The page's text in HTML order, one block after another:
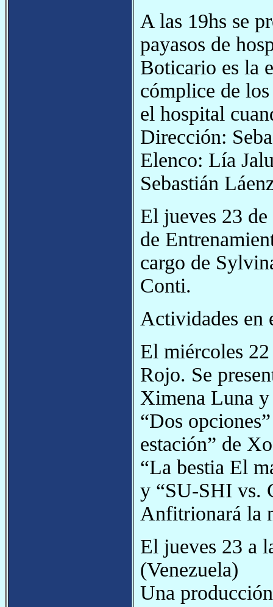
A las 19hs se
payasos de
Boticario es la
cómplice de
el hospital
Dirección:
Elenco: Lía
Sebastián
El jueves 23
de
cargo de
Conti.
Actividades en
El miércoles
Rojo. Se
Ximena Luna
“Dos
estación” de
“La bestia El
y “SU-SHI vs.
Anfitrionará la
El jueves 23 a
(Venezuela)
Una